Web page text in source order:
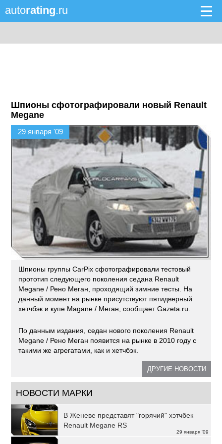
autorating.ru
Шпионы сфотографировали новый Renault
Megane
29 января '09
Шпионы группы CarPix сфотографировали тестовый
прототип следующего поколения седана Renault
Megane / Рено Меган, проходящий зимние тесты. На
данный момент на рынке присутствуют пятидверный
хетчбэк и купе Magane / Меган, сообщает Gazeta.ru.
По данным издания, седан нового поколения Renault
Megane / Рено Меган появится на рынке в 2010 году с
такими же агрегатами, как и хетчбэк.
ДРУГИЕ НОВОСТИ
НОВОСТИ МАРКИ
29 января '09
В Женеве представят "горячий" хэтчбек
Renault Megane RS